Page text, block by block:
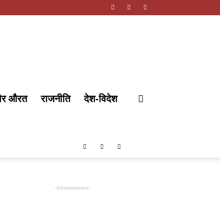
औरत राजनीति
देश-विदेश
- Advertisement -